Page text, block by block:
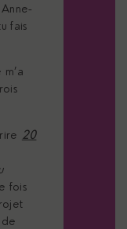
fais
20
fois